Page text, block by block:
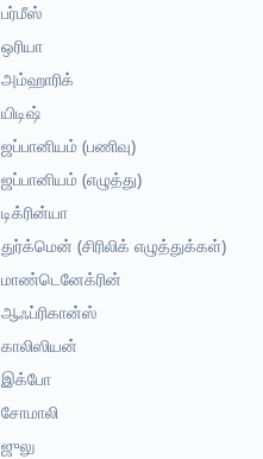
பர்மீஸ்
ஒரியா
அம்ஹாரிக்
யிடிஷ்
ஜப்பானியம் (பணிவு)
ஜப்பானியம் (எழுத்து)
டிக்ரின்யா
துர்க்மென் (சிரிலிக் எழுத்துக்கள்)
மாண்டெனேக்ரின்
ஆஃப்ரிகான்ஸ்
காலிஸியன்
இக்போ
சோமாலி
ஜுலு